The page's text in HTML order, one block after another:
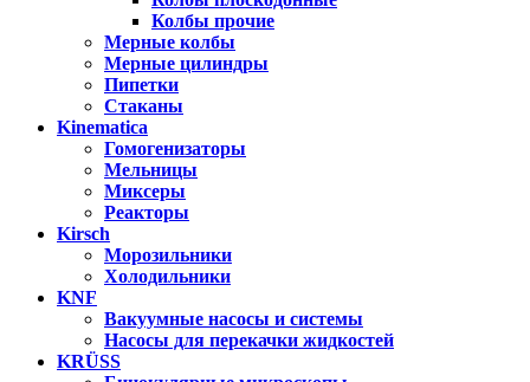
Колбы прочие
Мерные колбы
Мерные цилиндры
Пипетки
Стаканы
Kinematica
Гомогенизаторы
Мельницы
Миксеры
Реакторы
Kirsch
Морозильники
Холодильники
KNF
Вакуумные насосы и системы
Насосы для перекачки жидкостей
KRÜSS